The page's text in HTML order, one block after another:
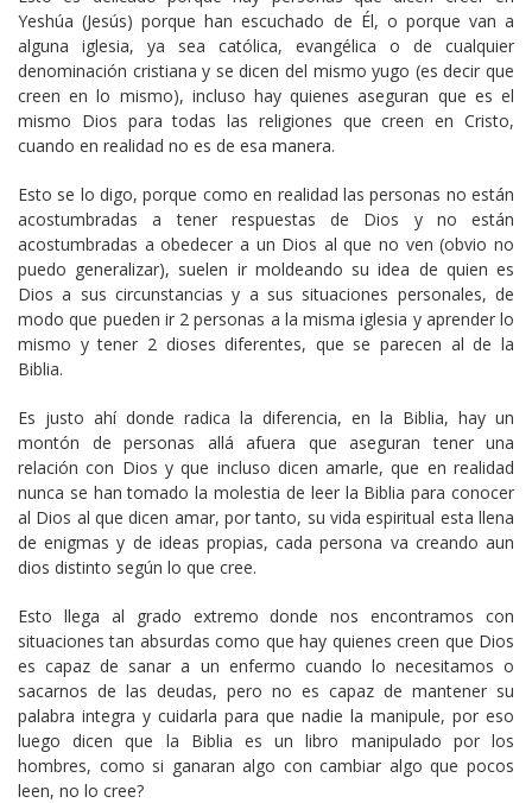
Yeshúa (Jesús) porque han escuchado de Él, o porque van a
alguna iglesia, ya sea católica, evangélica o de cualquier
denominación cristiana y se dicen del mismo yugo (es decir que
creen en lo mismo), incluso hay quienes aseguran que es el
mismo Dios para todas las religiones que creen en Cristo,
cuando en realidad no es de esa manera.
Esto se lo digo, porque como en realidad las personas no están
acostumbradas a tener respuestas de Dios y no están
acostumbradas a obedecer a un Dios al que no ven (obvio no
puedo generalizar), suelen ir moldeando su idea de quien es
Dios a sus circunstancias y a sus situaciones personales, de
modo que pueden ir 2 personas a la misma iglesia y aprender lo
mismo y tener 2 dioses diferentes, que se parecen al de la
Biblia.
Es justo ahí donde radica la diferencia, en la Biblia, hay un
montón de personas allá afuera que aseguran tener una
relación con Dios y que incluso dicen amarle, que en realidad
nunca se han tomado la molestia de leer la Biblia para conocer
al Dios al que dicen amar, por tanto, su vida espiritual esta llena
de enigmas y de ideas propias, cada persona va creando aun
dios distinto según lo que cree.
Esto llega al grado extremo donde nos encontramos con
situaciones tan absurdas como que hay quienes creen que Dios
es capaz de sanar a un enfermo cuando lo necesitamos o
sacarnos de las deudas, pero no es capaz de mantener su
palabra integra y cuidarla para que nadie la manipule, por eso
luego dicen que la Biblia es un libro manipulado por los
hombres, como si ganaran algo con cambiar algo que pocos
leen, no lo cree?